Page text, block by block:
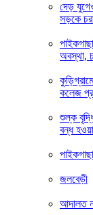
দেড়
সড়কে
অবস্থা,
কলেজ
শুল্ক
বন্ধ
জলবেড়ী
আদালত